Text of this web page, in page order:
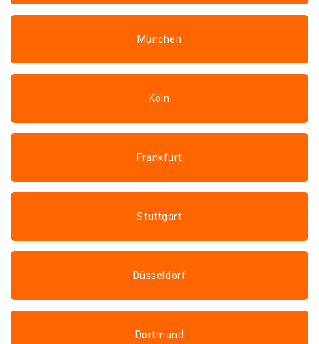
München
Köln
Frankfurt
Stuttgart
Düsseldorf
Dortmund